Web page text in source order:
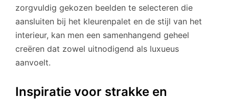
zorgvuldig gekozen beelden te selecteren die
aansluiten bij het kleurenpalet en de stijl van het
interieur, kan men een samenhangend geheel
creëren dat zowel uitnodigend als luxueus
aanvoelt.
Inspiratie voor strakke en